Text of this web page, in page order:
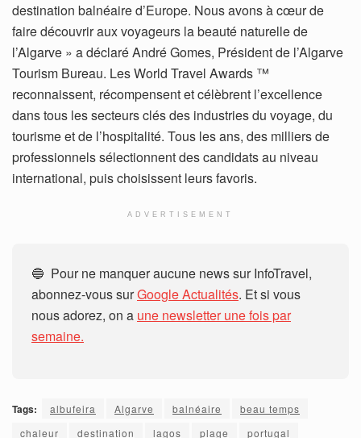
destination balnéaire d’Europe. Nous avons à cœur de
faire découvrir aux voyageurs la beauté naturelle de
l’Algarve » a déclaré André Gomes, Président de l’Algarve
Tourism Bureau. Les World Travel Awards ™
reconnaissent, récompensent et célèbrent l’excellence
dans tous les secteurs clés des industries du voyage, du
tourisme et de l’hospitalité. Tous les ans, des milliers de
professionnels sélectionnent des candidats au niveau
international, puis choisissent leurs favoris.
ADVERTISEMENT
🔵 Pour ne manquer aucune news sur InfoTravel,
abonnez-vous surGoogle Actualités. Et si vous
nous adorez, on a une newsletter une fois par
semaine.
Tags: albufeira Algarve balnéaire
beau temps
chaleur
destination lagos plage
portugal